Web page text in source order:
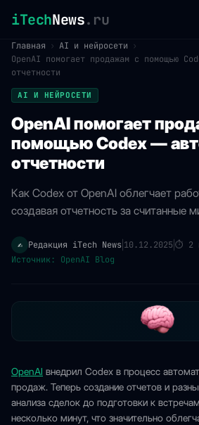
iTechNews.ru
Главная › AI и нейросети
›
OpenAI помогает продажам с помощью
отчетности
AI И НЕЙРОСЕТИ
OpenAI помогает
помощью Codex —
отчетности
Как Codex от OpenAI облегчает
создавая отчетность за считанные
✍️ Редакция iTech News 10.12.2025 ⏱ 2
Источник: OpenAI Blog
OpenAI внедрил Codex в процесс
продаж. Теперь создание отчетов и
анализа сделок до подготовки к
несколько минут, что значительно